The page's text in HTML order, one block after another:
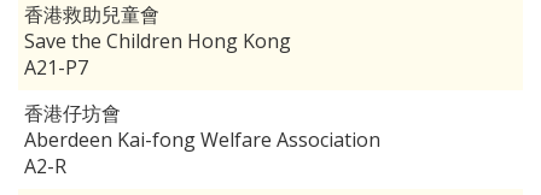
香港救助兒童會
Save the Children Hong Kong
A21-P7
香港仔坊會
Aberdeen Kai-fong Welfare Association
A2-R